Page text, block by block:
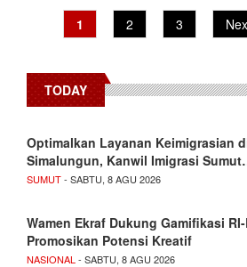
Pagination
Current
page
1 Page
2 Page
3
TODAY
Optimalkan Layanan Keimigrasian
Simalungun, Kanwil Imigrasi
SUMUT- SABTU, 8 AGU 2026
Wamen Ekraf Dukung Gamifikasi
Promosikan Potensi Kreatif
NASIONAL - SABTU, 8 AGU 2026